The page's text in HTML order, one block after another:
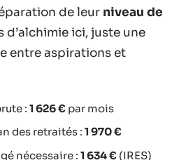
de leur niveau de
d’alchimie ici, juste une
entre aspirations et
: 1 626 € par mois
des retraités : 1 970 €
nécessaire : 1 634 € (IRES)